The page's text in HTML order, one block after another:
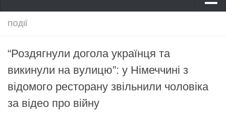
Україна
Дніпро
Львів
Івано-Франківськ
Харків
ПОДІЇ
“Роздягнули догола українця та
викинули на вулицю”: у Німеччині з
відомого ресторану звільнили чоловіка
за відео про війну